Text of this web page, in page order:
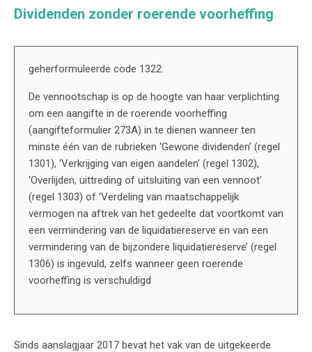
Dividenden zonder roerende voorheffing
geherformuleerde code 1322:
De vennootschap is op de hoogte van haar verplichting
om een aangifte in de roerende voorheffing
(aangifteformulier 273A) in te dienen wanneer ten
minste één van de rubrieken ‘Gewone dividenden’ (regel
1301), ‘Verkrijging van eigen aandelen’ (regel 1302),
‘Overlijden, uittreding of uitsluiting van een vennoot’
(regel 1303) of ‘Verdeling van maatschappelijk
vermogen na aftrek van het gedeelte dat voortkomt van
een vermindering van de liquidatiereserve en van een
vermindering van de bijzondere liquidatiereserve’ (regel
1306) is ingevuld, zelfs wanneer geen roerende
voorheffing is verschuldigd
Sinds aanslagjaar 2017 bevat het vak van de uitgekeerde